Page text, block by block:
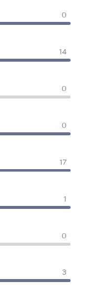
0
14
0
0
17
1
0
3